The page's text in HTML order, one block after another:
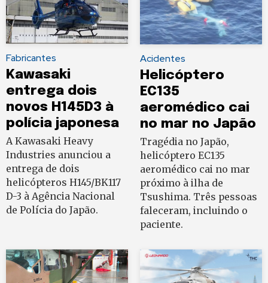
Fabricantes
Kawasaki
entrega dois
novos H145D3 à
polícia japonesa
A Kawasaki Heavy
Industries anunciou a
entrega de dois
helicópteros H145/BK117
D-3 à Agência Nacional
de Polícia do Japão.
Acidentes
Helicóptero
EC135
aeromédico cai
no mar no Japão
Tragédia no Japão,
helicóptero EC135
aeromédico cai no mar
próximo à ilha de
Tsushima. Três pessoas
faleceram, incluindo o
paciente.